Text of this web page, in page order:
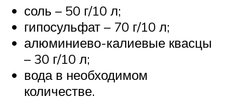
соль – 50 г/10 л;
гипосульфат – 70 г/10 л;
алюминиево-калиевые квасцы
– 30 г/10 л;
вода в необходимом
количестве.